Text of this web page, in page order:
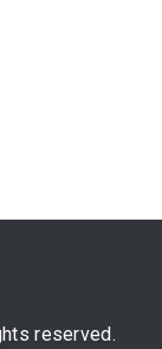
reserved.